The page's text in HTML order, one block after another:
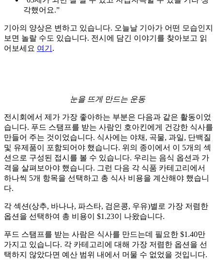
각했어요.”
기아의 양상은 변하고 있습니다. 오늘날 기아가 어떤 모습인지
보면 놀랄 수도 있습니다. 전시에 담긴 이야기를 찾아보고 읽
어보세요 여기 .
눈을 뜨게 만드는 운동
전시회에서 제가 가장 좋아하는 부분은 다음과 같은 활동이었
습니다. 푸드 스탬프를 받는 사람인 호아킨에게 건강한 식사를
만들어 주는 것이었습니다. 식사에는 야채, 곡물, 과일, 단백질
및 유제품이 포함되어야 했습니다. 위의 종이에서 이 5개의 섹
션으로 구성된 접시를 볼 수 있습니다. 우리는 음식 옵션과 가
격을 살펴보아야 했습니다. 그런 다음 각 식품 카테고리에서
하나씩 5개 항목을 선택하고 총 식사 비용을 계산해야 했습니
다.
각 섹션(상추, 바나나, 파스타, 검은콩, 우유)별로 가장 저렴한
옵션을 선택하여 총 비용이 $1.23이 나왔습니다.
푸드 스탬프를 받는 사람은 식사를 만드는데 필요한 $1.40만
가지고 있습니다. 각 카테고리에 대해 가장 저렴한 옵션을 선
택하지 않았다면 예산 범위 내에서 머물 수 없었을 것입니다.